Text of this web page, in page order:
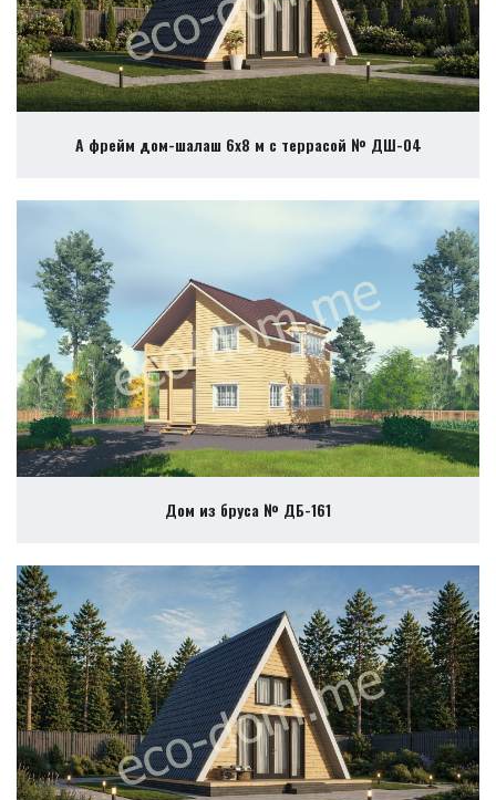
А фрейм дом-шалаш 6х8 м с террасой № ДШ-04
Дом из бруса № ДБ-161